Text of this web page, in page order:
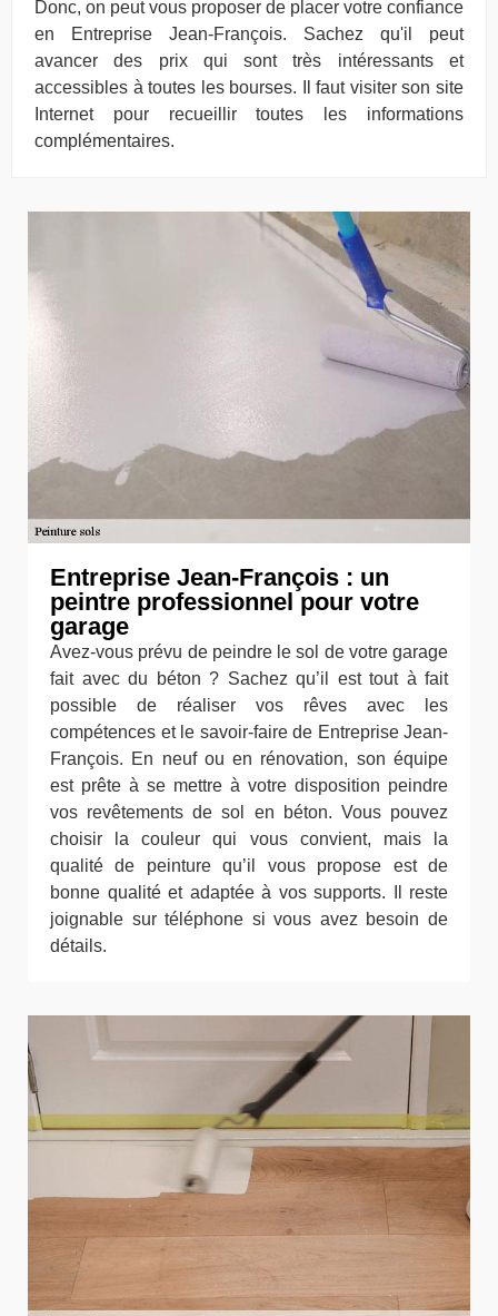
Donc, on peut vous proposer de placer votre confiance
en Entreprise Jean-François. Sachez qu'il peut
avancer des prix qui sont très intéressants et
accessibles à toutes les bourses. Il faut visiter son site
Internet pour recueillir toutes les informations
complémentaires.
Entreprise Jean-François : un
peintre professionnel pour votre
garage
Avez-vous prévu de peindre le sol de votre garage
fait avec du béton ? Sachez qu’il est tout à fait
possible de réaliser vos rêves avec les
compétences et le savoir-faire de Entreprise Jean-
François. En neuf ou en rénovation, son équipe
est prête à se mettre à votre disposition peindre
vos revêtements de sol en béton. Vous pouvez
choisir la couleur qui vous convient, mais la
qualité de peinture qu’il vous propose est de
bonne qualité et adaptée à vos supports. Il reste
joignable sur téléphone si vous avez besoin de
détails.